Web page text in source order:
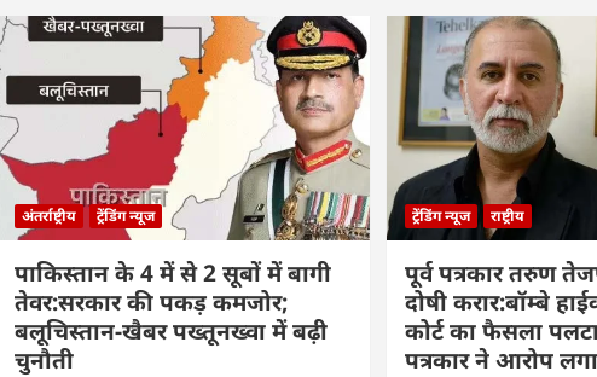
अंतर्राष्ट्रीय ट्रेंडिंग न्यूज
पाकिस्तान के 4 में से 2 सूबों में बागी
तेवर:सरकार की पकड़ कमजोर;
बलूचिस्तान-खैबर पख्तूनख्वा में बढ़ी
चुनौती
ट्रेंडिंग न्यूज राष्ट्रीय
पूर्व पत्रकार तरुण
दोषी करार:बॉम्बे
कोर्ट का फैसला
पत्रकार ने आरोप